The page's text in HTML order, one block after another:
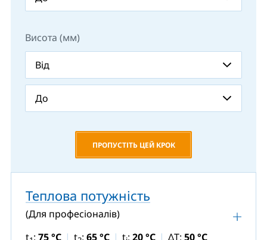
Висота (мм)
ПРОПУСТІТЬ ЦЕЙ КРОК
Теплова потужність
(Для професіоналів)
t : 75 °C t : 65 °C t: 20 °C ΔT: 50 °C